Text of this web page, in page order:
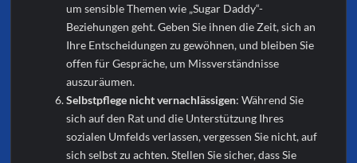
um sensible Themen wie „Sugar Daddy“-
Beziehungen geht. Geben Sie ihnen die Zeit, sich an
Ihre Entscheidungen zu gewöhnen, und bleiben Sie
offen für Gespräche, um Missverständnisse
auszuräumen.
Selbstpflege nicht vernachlässigen: Während Sie
sich auf den Rat und die Unterstützung Ihres
sozialen Umfelds verlassen, vergessen Sie nicht, auf
sich selbst zu achten. Stellen Sie sicher, dass Sie